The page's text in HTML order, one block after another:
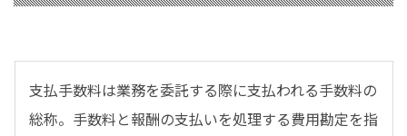
支払手数料は業務を委託する際に支払われる手数料の
総称。手数料と報酬の支払いを処理する費用勘定を指